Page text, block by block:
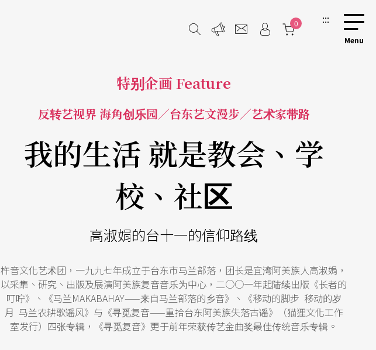
0 :::
特别企画 Feature
反转艺视界 海角创乐园／台东艺文漫步／艺术家带路
我的生活 就是教会、学
校、社区
高淑娟的台十一的信仰路线
杵音文化艺术团，一九九七年成立于台东市马兰部落，团长是宜湾阿美族人高淑娟，
以采集、研究、出版及展演阿美族复音音乐为中心，二○○一年起陆续出版《长者的
叮咛》、《马兰MAKABAHAY——来自马兰部落的乡音》、《移动的脚步 移动的岁
月 马兰农耕歌谣风》与《寻觅复音——重拾台东阿美族失落古谣》（猫狸文化工作
室发行）四张专辑，《寻觅复音》更于前年荣获传艺金曲奖最佳传统音乐专辑。